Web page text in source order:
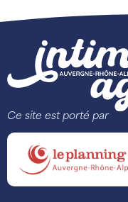
Ce site est porté par